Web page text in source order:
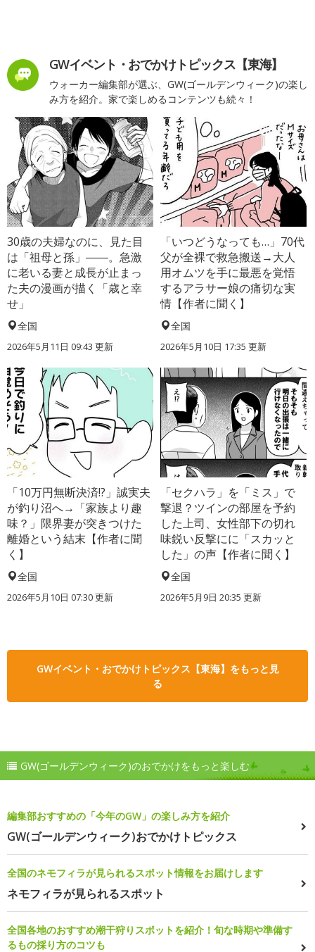
GWイベント・おでかけトピックス【東海】
ウォーカー編集部が選ぶ、GW(ゴールデンウィーク)の楽し
み方を紹介。家で楽しめるコンテンツも続々！
30歳の夫婦なのに、見た目
は「祖母と孫」――。急激
に老いる妻と成長が止まっ
た夫の漫画が描く「歳と幸
せ」
全国
2026年5月11日 09:43 更新
「いつどうなっても…」70代
父が全裸で救急搬送→大人
用オムツを手に最悪を覚悟
するアラサー娘の痛切な実
情【作者に聞く】
全国
2026年5月10日 17:35 更新
「10万円無断決済!?」誠実夫
が釣り沼へ→「家族より趣
味？」限界妻が突きつけた
離婚という結末【作者に聞
く】
全国
2026年5月10日 07:30 更新
「セクハラ」を「ミス」で
撃退？ツインの部屋を予約
した上司、女性部下の切れ
味鋭い反撃にに「スカッと
した」の声【作者に聞く】
全国
2026年5月9日 20:35 更新
GWイベント・おでかけトピックス【東海】をもっと見
る
GW(ゴールデンウィーク)のおでかけをもっと楽しむ
編集部おすすめの「今年のGW」の楽しみ方を紹介
GW(ゴールデンウィーク)おでかけトピックス
全国のネモフィラが見られるスポット情報をお届けします
ネモフィラが見られるスポット
全国各地のおすすめ潮干狩りスポットを紹介！旬な時期や準備す
るもの採り方のコツも